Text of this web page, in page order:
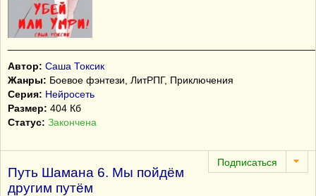
Автор: Саша Токсик
Жанры: Боевое фэнтези, ЛитРПГ, Приключения
Серия: Нейросеть
Размер: 404 Кб
Статус: Закончена
Путь Шамана 6. Мы пойдём
другим путём